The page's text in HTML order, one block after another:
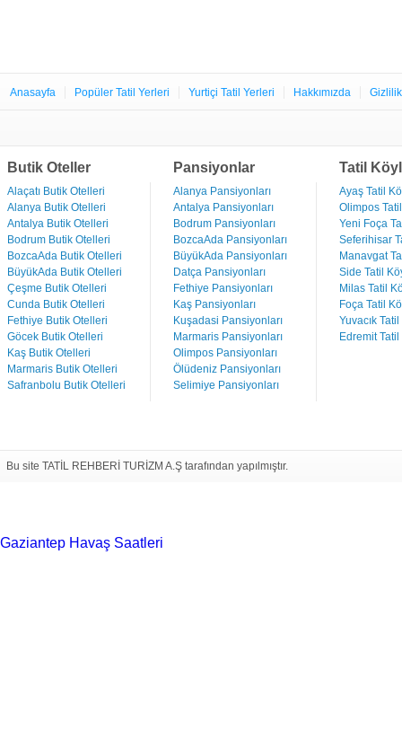
Anasayfa Popüler Tatil Yerleri Yurtiçi Tatil Yerleri Hakkımızda
Butik Oteller
Alaçatı Butik Otelleri
Alanya Butik Otelleri
Antalya Butik Otelleri
Bodrum Butik Otelleri
BozcaAda Butik Otelleri
BüyükAda Butik Otelleri
Çeşme Butik Otelleri
Cunda Butik Otelleri
Fethiye Butik Otelleri
Göcek Butik Otelleri
Kaş Butik Otelleri
Marmaris Butik Otelleri
Safranbolu Butik Otelleri
Pansiyonlar
Alanya Pansiyonları
Antalya Pansiyonları
Bodrum Pansiyonları
BozcaAda Pansiyonları
BüyükAda Pansiyonları
Datça Pansiyonları
Fethiye Pansiyonları
Kaş Pansiyonları
Kuşadasi Pansiyonları
Marmaris Pansiyonları
Olimpos Pansiyonları
Ölüdeniz Pansiyonları
Selimiye Pansiyonları
Tatil
Ayaş Tatil
Olimpos
Yeni Foça
Seferihisar
Manavgat
Side Tatil
Milas Tatil
Foça Tatil
Yuvacık
Edremit
Bu site TATİL REHBERİ TURİZM A.Ş tarafından yapılmıştır.
Gaziantep Havaş Saatleri